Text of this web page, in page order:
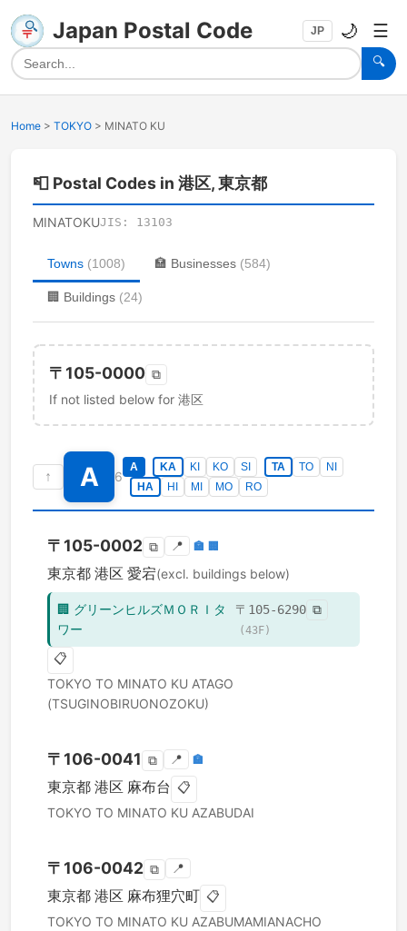
Japan Postal Code
🔍
JP 🌙 ☰
Home > TOKYO > MINATO KU
📮 Postal Codes in 港区, 東京都
MINATOKUJIS: 13103
Towns (1008) 🏣 Businesses (584)
🏢 Buildings (24)
〒 105-0000 ⧉
If not listed below for 港区
↑ A 6
A KA KI KO SI TA TO
NI
HA
HI MI MO RO
〒 105-0002 ⧉ 📍 🏣 🏢
東京都 港区 愛宕(excl. buildings below)
🏢 グリーンヒルズＭＯＲＩタ
ワー
〒 105-6290 ⧉
(43F)
📋
TOKYO TO MINATO KU ATAGO
(TSUGINOBIRUONOZOKU)
〒 106-0041 ⧉ 📍 🏣
東京都 港区 麻布台 📋
TOKYO TO MINATO KU AZABUDAI
〒 106-0042 ⧉ 📍
東京都 港区 麻布狸穴町 📋
TOKYO TO MINATO KU AZABUMAMIANACHO